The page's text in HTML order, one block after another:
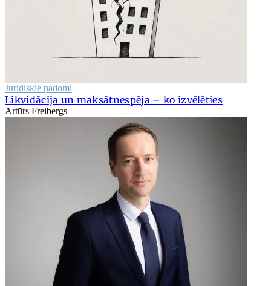
Juridiskie padomi
Likvidācija un maksātnespēja – ko izvēlēties
Artūrs Freibergs